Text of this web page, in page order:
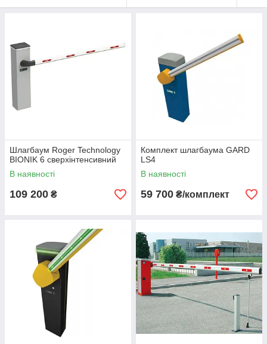
Шлагбаум Roger Technology
BIONIK 6 сверхінтенсивний
В наявності
109 200 ₴
Комплект шлагбаума GARD
LS4
В наявності
59 700 ₴/комплект